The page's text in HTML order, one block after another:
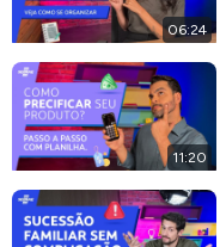
06:24
11:20